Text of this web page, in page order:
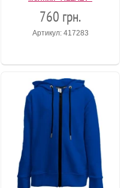
760 грн.
Артикул: 417283